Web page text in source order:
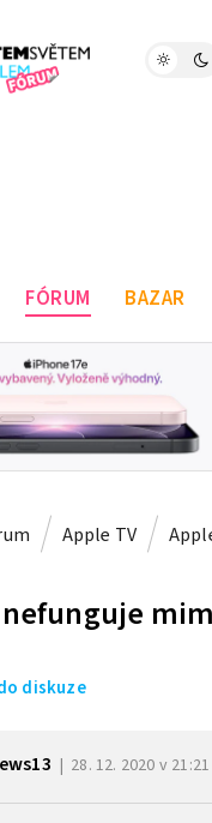
FÓRUM BAZAR
Apple TV
diskuze
28. 12. 2020 v 21:21